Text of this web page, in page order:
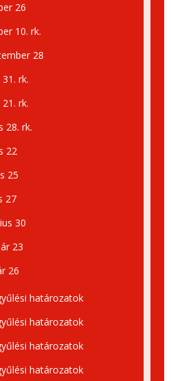
26
10. rk.
28
rk.
rk.
28. rk.
22
25
27
30
23
26
határozatok
határozatok
határozatok
határozatok